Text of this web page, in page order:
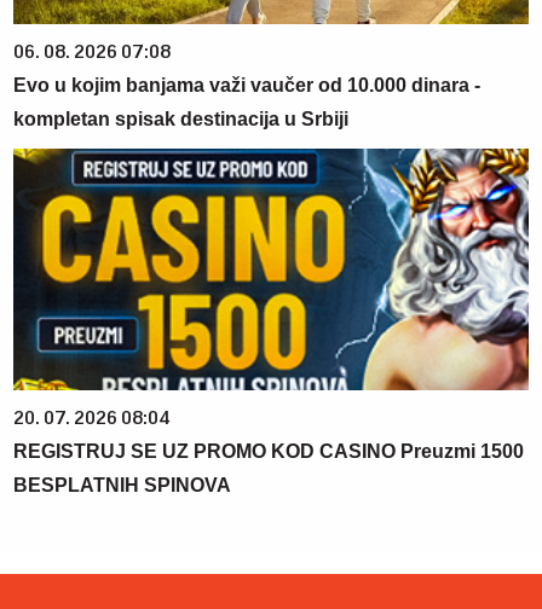
06. 08. 2026 07:08
Evo u kojim banjama važi vaučer od 10.000 dinara -
kompletan spisak destinacija u Srbiji
20. 07. 2026 08:04
REGISTRUJ SE UZ PROMO KOD CASINO Preuzmi 1500
BESPLATNIH SPINOVA